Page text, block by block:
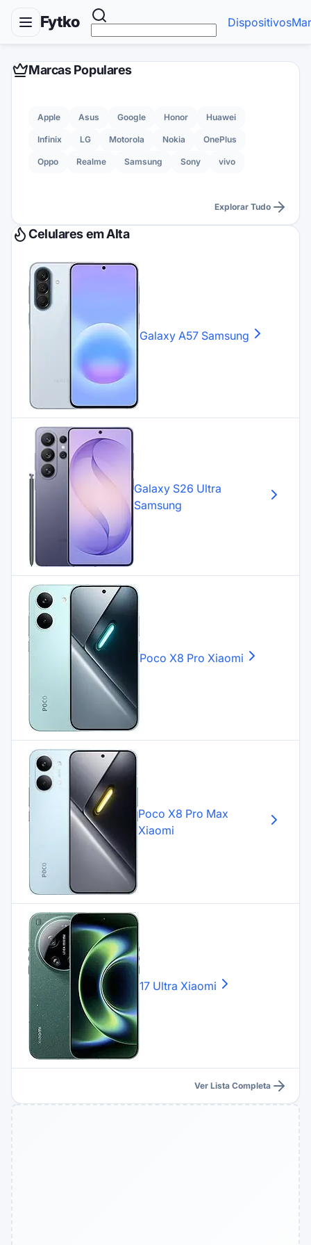
Fytko Dispositivos
Marcas Populares
Apple Asus Google Honor Huawei
Infinix LG Motorola Nokia OnePlus
Oppo Realme Samsung Sony vivo
Explorar Tudo
Celulares em Alta
Galaxy A57 Samsung
Galaxy S26 Ultra
Samsung
Poco X8 Pro Xiaomi
Poco X8 Pro Max
Xiaomi
17 Ultra Xiaomi
Ver Lista Completa